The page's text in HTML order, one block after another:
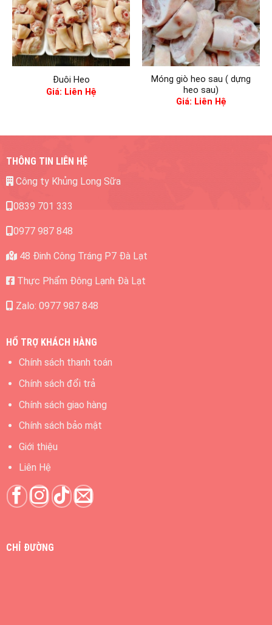
48 Đinh Công Tráng P7 Đà Lạt
Thực Phẩm Đông Lạnh Đà Lạt
Zalo: 0977 987 848
Chính sách giao hàng
Chính sách bảo mật
Giới thiệu
Liên Hệ
CHỈ ĐƯỜNG